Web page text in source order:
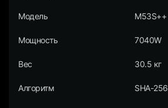
Модель M53S++
Мощность 7040W
Вес 30.5 кг
Алгоритм SHA-256